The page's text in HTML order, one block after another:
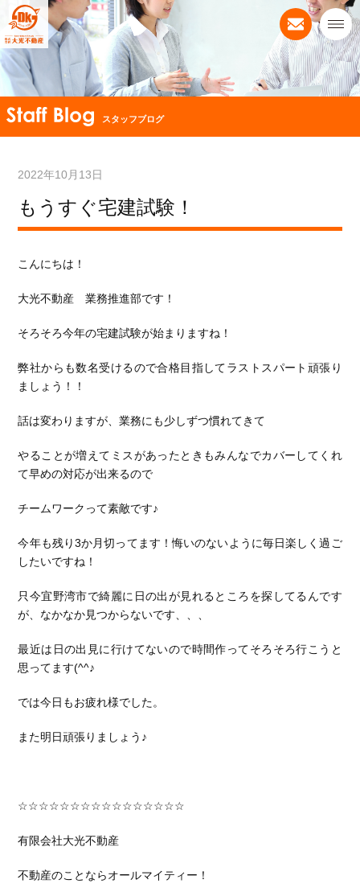
スタッフブログ
2022年10月13日
もうすぐ宅建試験！
こんにちは！
大光不動産 業務推進部です！
そろそろ今年の宅建試験が始まりますね！
弊社からも数名受けるので合格目指してラストスパート頑張り
ましょう！！
話は変わりますが、業務にも少しずつ慣れてきて
やることが増えてミスがあったときもみんなでカバーしてくれ
て早めの対応が出来るので
チームワークって素敵です♪
今年も残り3か月切ってます！悔いのないように毎日楽しく過ご
したいですね！
只今宜野湾市で綺麗に日の出が見れるところを探してるんです
が、なかなか見つからないです、、、
最近は日の出見に行けてないので時間作ってそろそろ行こうと
思ってます(^^♪
では今日もお疲れ様でした。
また明日頑張りましょう♪
☆☆☆☆☆☆☆☆☆☆☆☆☆☆☆☆
有限会社大光不動産
不動産のことならオールマイティー！